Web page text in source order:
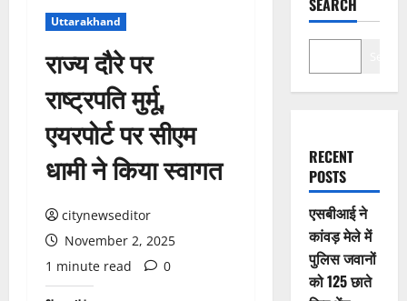
Uttarakhand
राज्य दौरे पर
राष्ट्रपति मुर्मू,
एयरपोर्ट पर सीएम
धामी ने किया स्वागत
citynewseditor
November 2, 2025
1 minute read
0
SEARCH
RECENT
POSTS
एसबीआई ने
कांवड़ मेले में
पुलिस जवानों
को 125 छाते